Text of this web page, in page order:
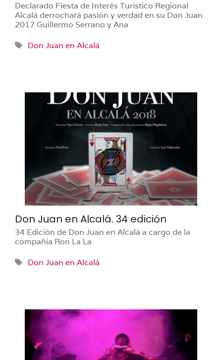
Declarado Fiesta de Interés Turístico Regional
Alcalá derrochará pasión y verdad en su Don Juan
2017 Guillermo Serrano y Ana
Etiquetas
Don Juan en Alcalá
Don Juan en Alcalá. 34 edición
34 Edición de Don Juan en Alcalá a cargo de la
compañía Ron La La
Etiquetas
Don Juan en Alcalá